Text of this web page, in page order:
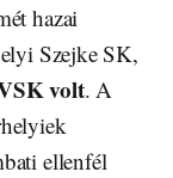
hazai
Szejke SK,
volt. A
ellenfél